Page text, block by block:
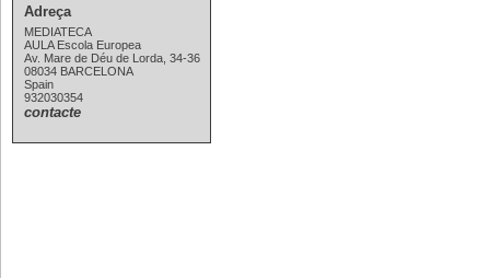
Adreça
MEDIATECA
AULA Escola Europea
Av. Mare de Déu de Lorda, 34-36
08034 BARCELONA
Spain
932030354
contacte